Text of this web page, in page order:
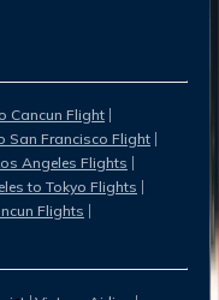
Cancun Flight
San Francisco Flight
Angeles Flights
to Tokyo Flights
Flights